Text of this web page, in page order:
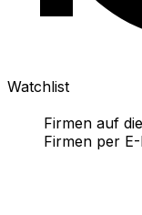
Watchlist
Firmen auf
Firmen per